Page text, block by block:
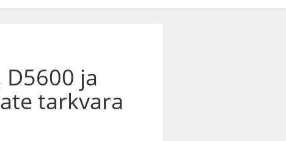
ja
tarkvara